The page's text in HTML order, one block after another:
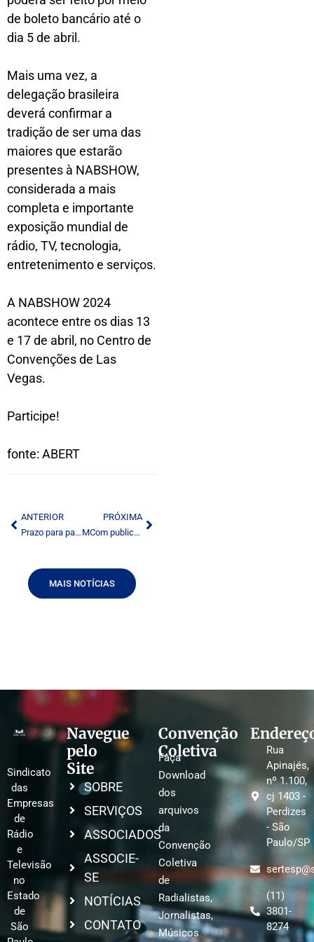
de boleto bancário até o
dia 5 de abril.
Mais uma vez, a
delegação brasileira
deverá confirmar a
tradição de ser uma das
maiores que estarão
presentes à NABSHOW,
considerada a mais
completa e importante
exposição mundial de
rádio, TV, tecnologia,
entretenimento e serviços.
A NABSHOW 2024
acontece entre os dias 13
e 17 de abril, no Centro de
Convenções de Las
Vegas.
Participe!
fonte: ABERT
ANTERIOR
Prazo para pagamento das taxas de Fistel segue até o final do mês
PRÓXIMA
MCom publica chamamento de RTV
MAIS NOTÍCIAS
Sindicato
das
Empresas
de
Rádio
e
Televisão
no
Estado
de
São
Navegue
pelo
Site
SOBRE
SERVIÇOS
ASSOCIADOS
ASSOCIE-
SE
NOTÍCIAS
CONTATO
Convenção
Coletiva
Faça
Download
dos
arquivos
da
Convenção
Coletiva
de
Radialistas,
Jornalistas,
Músicos
Rua
Apinajés,
nº 1.100,
cj 1403 -
Perdizes
- São
Paulo/SP
(11)
3801-
8274